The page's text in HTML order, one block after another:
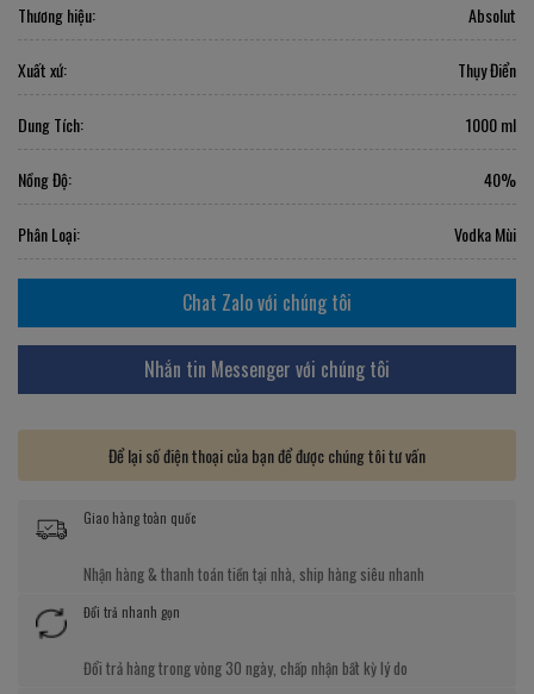
Thương hiệu: Absolut
Xuất xứ: Thụy Điển
Dung Tích: 1000 ml
Nồng Độ: 40%
Phân Loại: Vodka Mùi
Chat Zalo với chúng tôi
Nhắn tin Messenger với chúng tôi
Để lại số điện thoại của bạn để được chúng tôi tư vấn
Giao hàng toàn quốc
Nhận hàng & thanh toán tiền tại nhà, ship hàng siêu nhanh
Đổi trả nhanh gọn
Đổi trả hàng trong vòng 30 ngày, chấp nhận bất kỳ lý do